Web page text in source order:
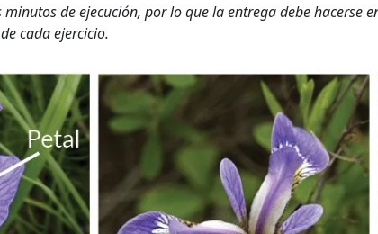
de ejecución, por lo que la entrega debe hacerse
cada ejercicio.